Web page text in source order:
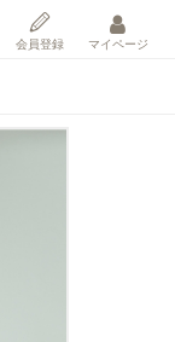
会員登録 マイページ